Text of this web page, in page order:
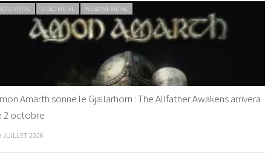
METAL VIDEO METAL WEBZINE METAL
Amarth sonne le Gjallarhorn : The Allfather Awakens arrivera
2 octobre
JUILLET 2026